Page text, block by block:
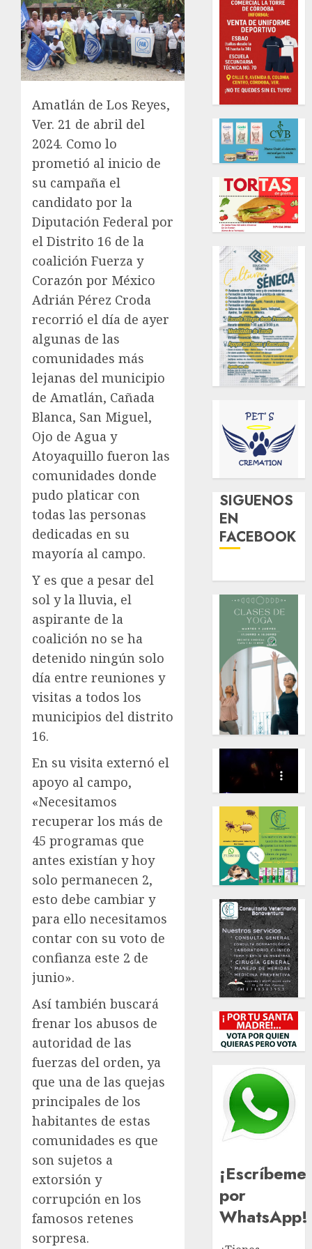
Amatlán de Los Reyes,
Ver. 21 de abril del
2024. Como lo
prometió al inicio de
su campaña el
candidato por la
Diputación Federal por
el Distrito 16 de la
coalición Fuerza y
Corazón por México
Adrián Pérez Croda
recorrió el día de ayer
algunas de las
comunidades más
lejanas del municipio
de Amatlán, Cañada
Blanca, San Miguel,
Ojo de Agua y
Atoyaquillo fueron las
comunidades donde
pudo platicar con
todas las personas
dedicadas en su
mayoría al campo.
Y es que a pesar del
sol y la lluvia, el
aspirante de la
coalición no se ha
detenido ningún solo
día entre reuniones y
visitas a todos los
municipios del distrito
16.
En su visita externó el
apoyo al campo,
«Necesitamos
recuperar los más de
45 programas que
antes existían y hoy
solo permanecen 2,
esto debe cambiar y
para ello necesitamos
contar con su voto de
confianza este 2 de
junio».
Así también buscará
frenar los abusos de
autoridad de las
fuerzas del orden, ya
que una de las quejas
principales de los
habitantes de estas
comunidades es que
son sujetos a
extorsión y
corrupción en los
famosos retenes
sorpresa.
SIGUENOS
EN
FACEBOOK
¡Escríbeme
por
WhatsApp!